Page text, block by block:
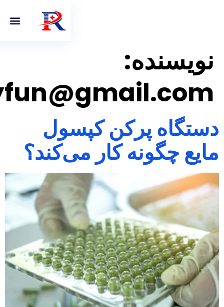
کپسول
کار می‌کند؟